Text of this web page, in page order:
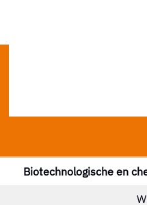
Biotechnologische en